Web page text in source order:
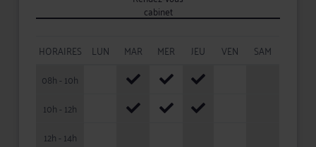
cabinet
HORAIRES LUN MAR MER JEU VEN
SAM
08h - 10h
10h - 12h
12h - 14h